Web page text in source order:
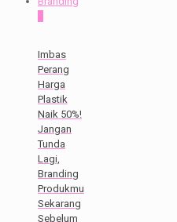
Imbas
Perang
Harga
Plastik
Naik 50%!
Jangan
Tunda
Lagi,
Branding
Produkmu
Sekarang
Sebelum